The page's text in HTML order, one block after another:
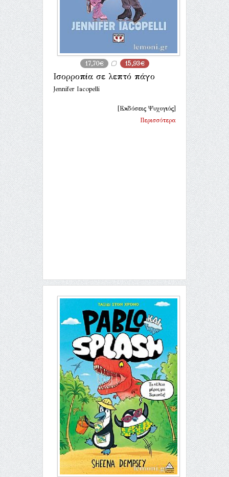
17,70€ 15,93€
Ισορροπία σε λεπτό πάγο
Jennifer Iacopelli
[Εκδόσεις Ψυχογιός]
Περισσότερα